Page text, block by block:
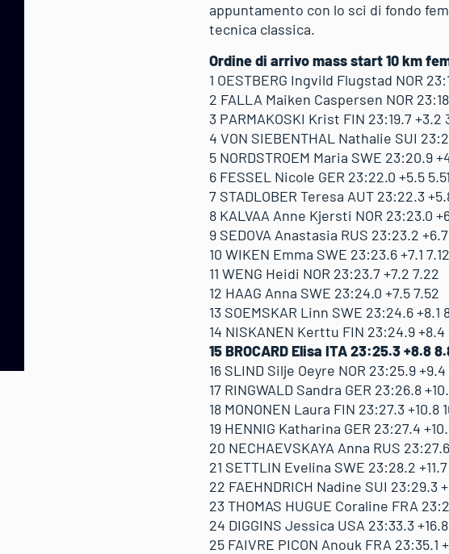
appuntamento con lo sci di fondo
tecnica classica.
Ordine di arrivo mass start 10 km
1 OESTBERG Ingvild Flugstad NOR
2 FALLA Maiken Caspersen NOR
3 PARMAKOSKI Krist FIN 23:19.7 +3.2
4 VON SIEBENTHAL Nathalie SUI
5 NORDSTROEM Maria SWE 23:20.9
6 FESSEL Nicole GER 23:22.0 +5.5 5.51
7 STADLOBER Teresa AUT 23:22.3
8 KALVAA Anne Kjersti NOR 23:23.0
9 SEDOVA Anastasia RUS 23:23.2
10 WIKEN Emma SWE 23:23.6 +7.1 7.12
11 WENG Heidi NOR 23:23.7 +7.2 7.22
12 HAAG Anna SWE 23:24.0 +7.5 7.52
13 SOEMSKAR Linn SWE 23:24.6 +8.1
14 NISKANEN Kerttu FIN 23:24.9 +8.4
15 BROCARD Elisa ITA 23:25.3 +8.8
16 SLIND Silje Oeyre NOR 23:25.9
17 RINGWALD Sandra GER 23:26.8
18 MONONEN Laura FIN 23:27.3 +10.8
19 HENNIG Katharina GER 23:27.4
20 NECHAEVSKAYA Anna RUS 23:27.6
21 SETTLIN Evelina SWE 23:28.2 +11.7
22 FAEHNDRICH Nadine SUI 23:29.3
23 THOMAS HUGUE Coraline FRA
24 DIGGINS Jessica USA 23:33.3
25 FAIVRE PICON Anouk FRA 23:35.1